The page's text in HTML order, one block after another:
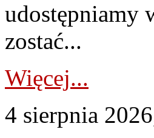
udostępniamy
zostać...
Więcej...
4 sierpnia